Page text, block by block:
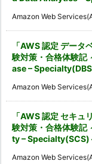
Amazon Web
「AWS 認定 データ
験対策・合格体験
ase –
Amazon Web
「AWS 認定 セキュ
験対策・合格体験
ty – Specialty(SCS)
Amazon Web